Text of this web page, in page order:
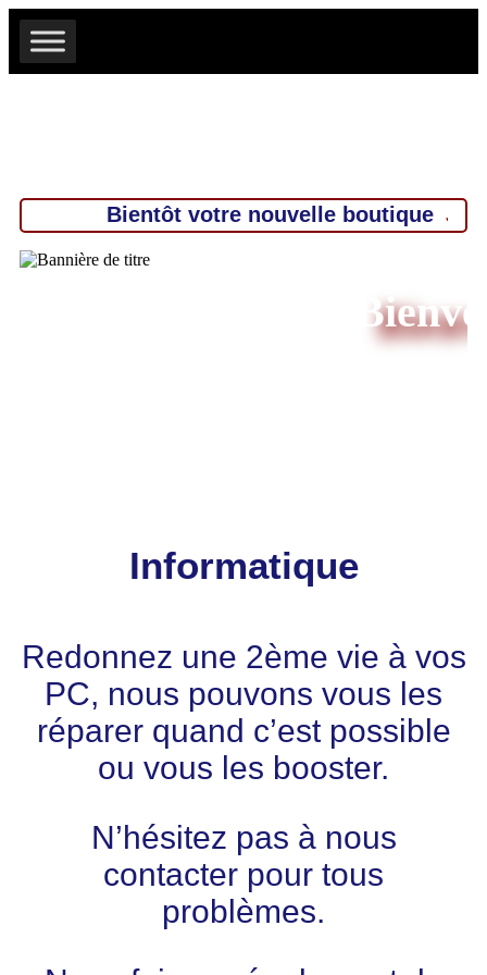
Bientôt votre nouvelle boutique
Informatique
Redonnez une 2ème vie à vos
PC, nous pouvons vous les
réparer quand c’est possible
ou vous les booster.
N’hésitez pas à nous
contacter pour tous
problèmes.